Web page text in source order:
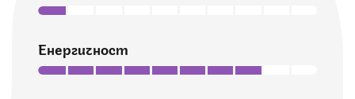
Енергичност